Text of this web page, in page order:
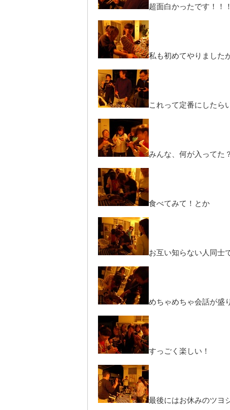
超面白かったです！！！
私も初めてやりましたが
これって定番にしたら
みんな、何が入ってた
食べてみて！とか
お互い知らない人同士
めちゃめちゃ会話が盛
すっごく楽しい！
最後にはお休みのツヨ